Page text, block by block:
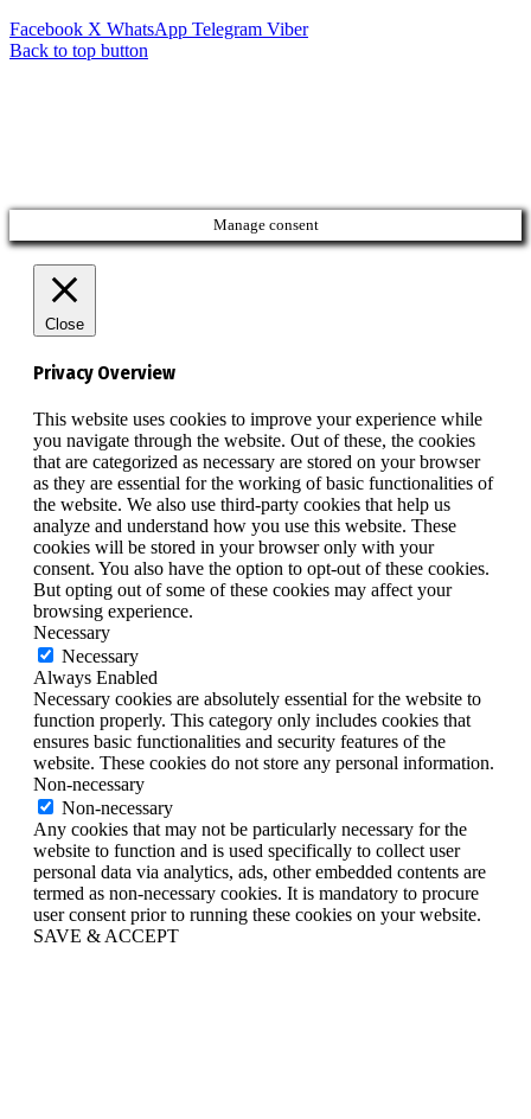
Facebook X WhatsApp Telegram Viber
Back to top button
Manage consent
Close
Privacy Overview
This website uses cookies to improve your experience while
you navigate through the website. Out of these, the cookies
that are categorized as necessary are stored on your browser
as they are essential for the working of basic functionalities of
the website. We also use third-party cookies that help us
analyze and understand how you use this website. These
cookies will be stored in your browser only with your
consent. You also have the option to opt-out of these cookies.
But opting out of some of these cookies may affect your
browsing experience.
Necessary
Necessary
Always Enabled
Necessary cookies are absolutely essential for the website to
function properly. This category only includes cookies that
ensures basic functionalities and security features of the
website. These cookies do not store any personal information.
Non-necessary
Non-necessary
Any cookies that may not be particularly necessary for the
website to function and is used specifically to collect user
personal data via analytics, ads, other embedded contents are
termed as non-necessary cookies. It is mandatory to procure
user consent prior to running these cookies on your website.
SAVE & ACCEPT